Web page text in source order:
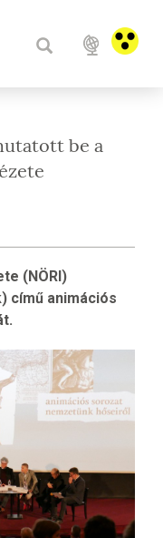
be a
(NÖRI)
című animációs